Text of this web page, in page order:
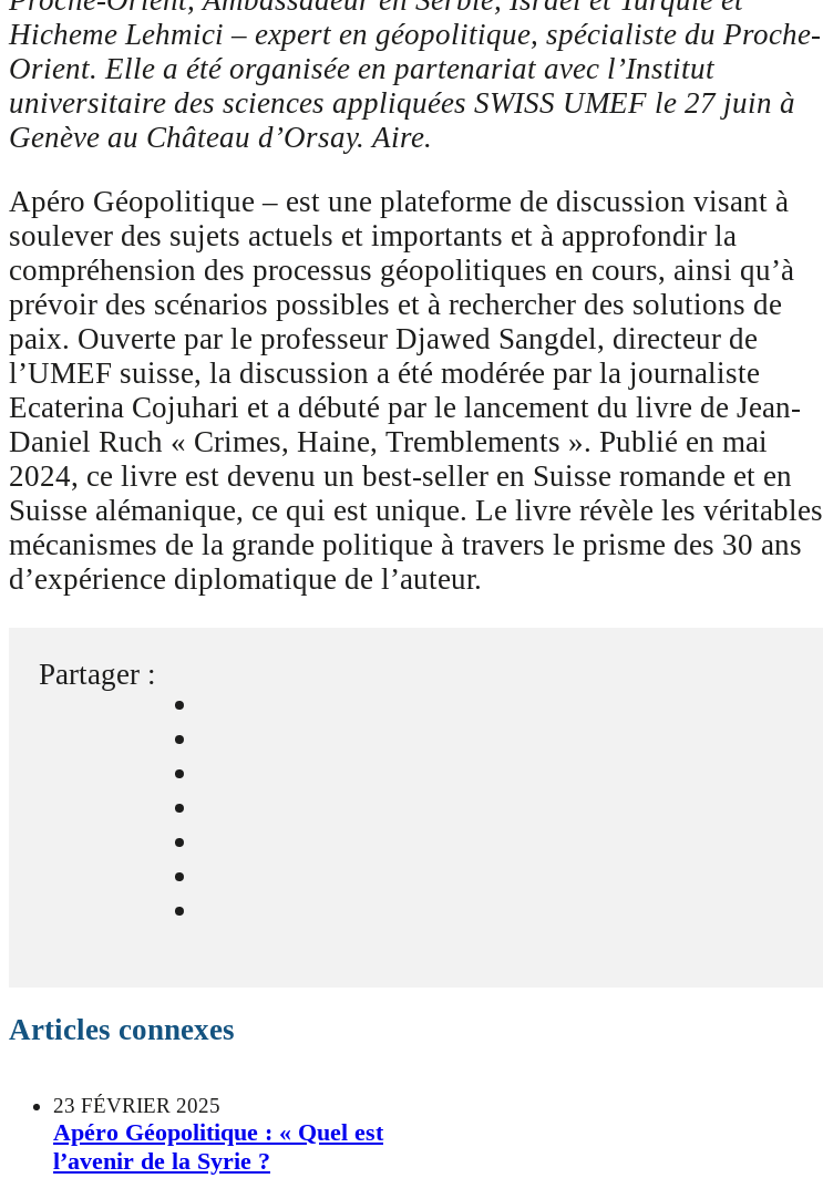
Hicheme Lehmici – expert en géopolitique, spécialiste du Proche-
Orient. Elle a été organisée en partenariat avec l’Institut
universitaire des sciences appliquées SWISS UMEF le 27 juin à
Genève au Château d’Orsay.Aire.
Apéro Géopolitique – est une plateforme de discussion visant à
soulever des sujets actuels et importants et à approfondir la
compréhension des processus géopolitiques en cours, ainsi qu’à
prévoir des scénarios possibles et à rechercher des solutions de
paix. Ouverte par le professeur Djawed Sangdel, directeur de
l’UMEF suisse, la discussion a été modérée par la journaliste
Ecaterina Cojuhari et a débuté par le lancement du livre de Jean-
Daniel Ruch « Crimes, Haine, Tremblements ». Publié en mai
2024, ce livre est devenu un best-seller en Suisse romande et en
Suisse alémanique, ce qui est unique. Le livre révèle les véritables
mécanismes de la grande politique à travers le prisme des 30 ans
d’expérience diplomatique de l’auteur.
Partager :
Articles connexes
23 FÉVRIER 2025
Apéro Géopolitique : « Quel est
l’avenir de la Syrie ?